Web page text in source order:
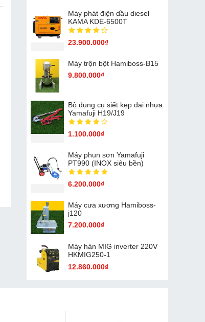
Máy phát điện dầu diesel
KAMA KDE-6500T
23.900.000₫
Máy trộn bột Hamiboss-B15
9.800.000₫
Bộ dụng cụ siết kẹp đai nhựa
Yamafuji H19/J19
1.100.000₫
Máy phun sơn Yamafuji
PT990 (INOX siêu bền)
6.200.000₫
Máy cưa xương Hamiboss-
j120
7.200.000₫
Máy hàn MIG inverter 220V
HKMIG250-1
12.860.000₫